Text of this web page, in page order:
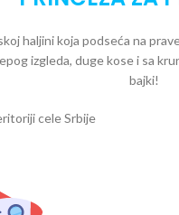
haljini koja podseća na
izgleda, duge kose i sa
bajki!
cele Srbije